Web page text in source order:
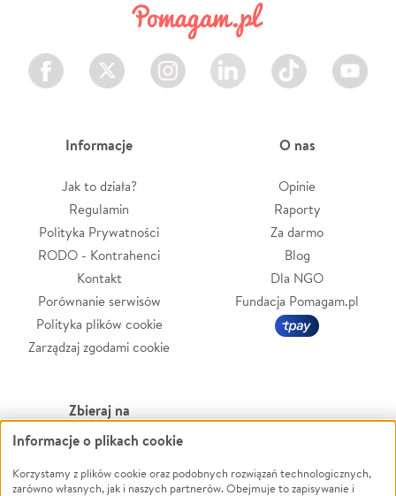
Facebook Twitter Instagram LinkedIn TikTok Youtube
Informacje
Jak to działa?
Regulamin
Polityka Prywatności
RODO - Kontrahenci
Kontakt
Porównanie serwisów
Polityka plików cookie
Zarządzaj zgodami cookie
O nas
Opinie
Raporty
Za darmo
Blog
Dla NGO
Fundacja Pomagam.pl
Zbieraj na
Leczenie
Zwierzęta
Powódź
Informacje o plikach cookie
Korzystamy z plików cookie oraz podobnych rozwiązań technologicznych,
zarówno własnych, jak i naszych partnerów. Obejmuje to zapisywanie i